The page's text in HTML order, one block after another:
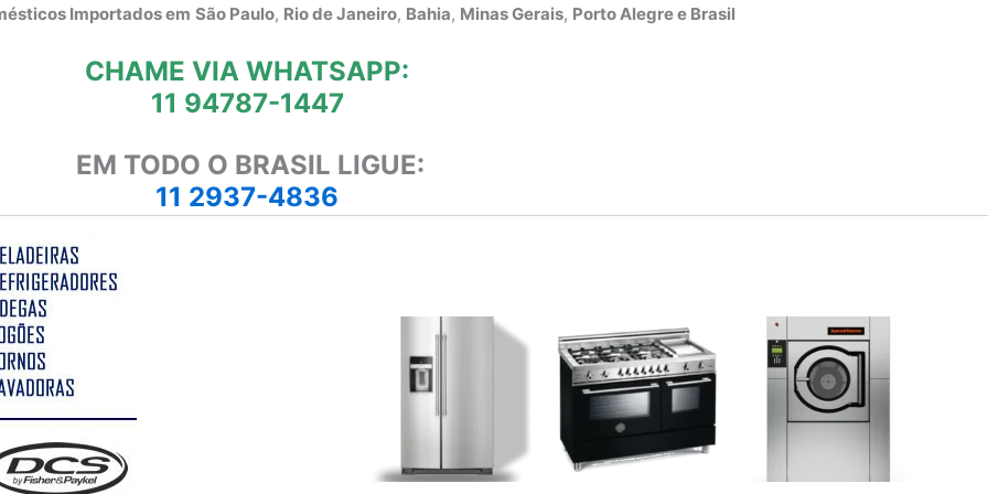
Importados em São Paulo, Rio de Janeiro, Bahia, Minas Gerais, Porto Alegre e Brasil
CHAME VIA WHATSAPP:
11 94787-1447
EM TODO O BRASIL LIGUE:
11 2937-4836